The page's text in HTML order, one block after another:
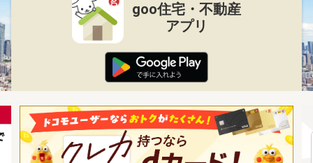
goo住宅・不動産
アプリ